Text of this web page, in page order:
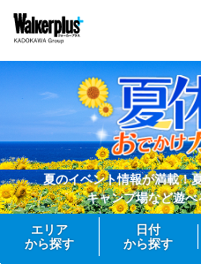
夏のイベント情報が満載！
キャンプ場など遊
エリア
から探す
日付
から探す